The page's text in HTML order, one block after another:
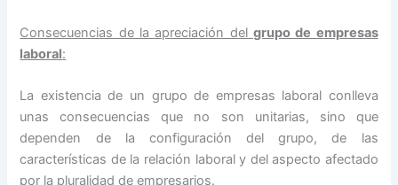
Consecuencias de la apreciación del grupo de empresas
laboral:
La existencia de un grupo de empresas laboral conlleva
unas consecuencias que no son unitarias, sino que
dependen de la configuración del grupo, de las
características de la relación laboral y del aspecto afectado
por la pluralidad de empresarios.